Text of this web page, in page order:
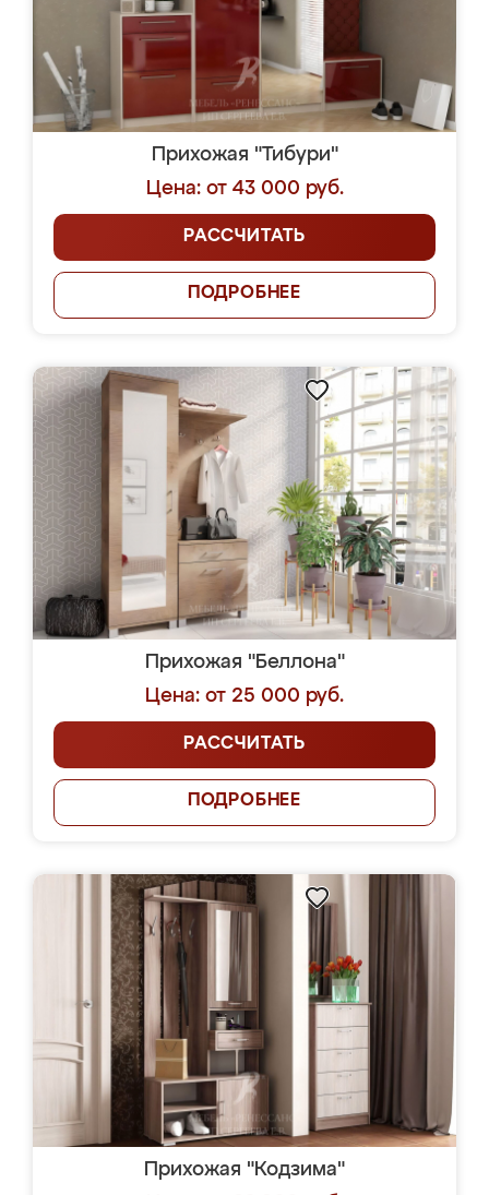
Прихожая "Тибури"
Цена: от 43 000 руб.
РАССЧИТАТЬ
ПОДРОБНЕЕ
Прихожая "Беллона"
Цена: от 25 000 руб.
РАССЧИТАТЬ
ПОДРОБНЕЕ
Прихожая "Кодзима"